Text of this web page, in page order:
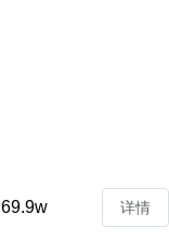
69.9w 详情